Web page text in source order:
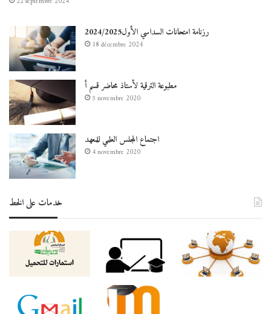
رزنامة امتحانات السداسي الأول2024/2025
18 décembre 2024
مطبوعة الترقية لأستاذ محاضر قسم أ
5 novembre 2020
اجتماع المجلس العلمي للمعهد
4 novembre 2020
خدمات على الخط